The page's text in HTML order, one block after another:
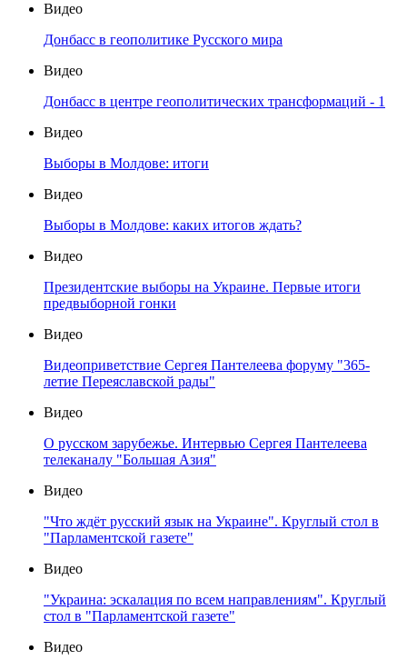
Видео
Донбасс в геополитике Русского мира
Видео
Донбасс в центре геополитических трансформаций - 1
Видео
Выборы в Молдове: итоги
Видео
Выборы в Молдове: каких итогов ждать?
Видео
Президентские выборы на Украине. Первые итоги
предвыборной гонки
Видео
Видеоприветствие Сергея Пантелеева форуму "365-
летие Переяславской рады"
Видео
О русском зарубежье. Интервью Сергея Пантелеева
телеканалу "Большая Азия"
Видео
"Что ждёт русский язык на Украине". Круглый стол в
"Парламентской газете"
Видео
"Украина: эскалация по всем направлениям". Круглый
стол в "Парламентской газете"
Видео